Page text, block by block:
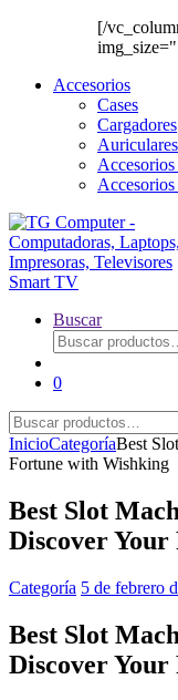
[/
Accesorios
Cases
Cargadores
Auriculares
Buscar
Buscar
por:
0
Buscar
por:
InicioCategoríaBest
Fortune with Wishking
Best Slot
Discover
Categoría 5 de febrero
Best Slot
Discover